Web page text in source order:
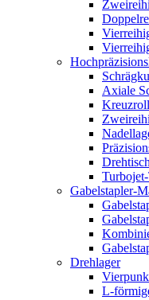
Axiale
Gabelstapler-
Drehlager
L-